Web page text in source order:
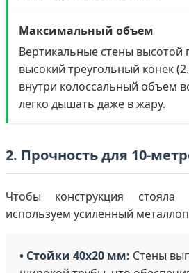
Максимальный объем
Вертикальные стены высотой
высокий треугольный конек
внутри колоссальный объем
легко дышать даже в жару.
2. Прочность для 10-
Чтобы конструкция стояла
используем усиленный
• Стойки 40х20 мм: Стены